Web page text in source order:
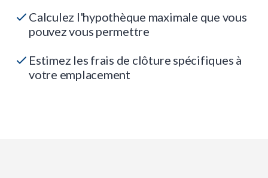
Calculez l'hypothèque maximale que vous
pouvez vous permettre
Estimez les frais de clôture spécifiques à
votre emplacement